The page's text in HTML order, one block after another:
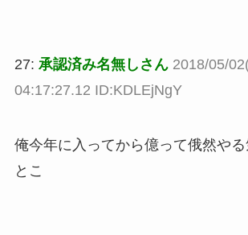
27: 承認済み名無しさん 2018/05/
04:17:27.12 ID:KDLEjNgY
俺今年に入ってから億って俄然や
とこ